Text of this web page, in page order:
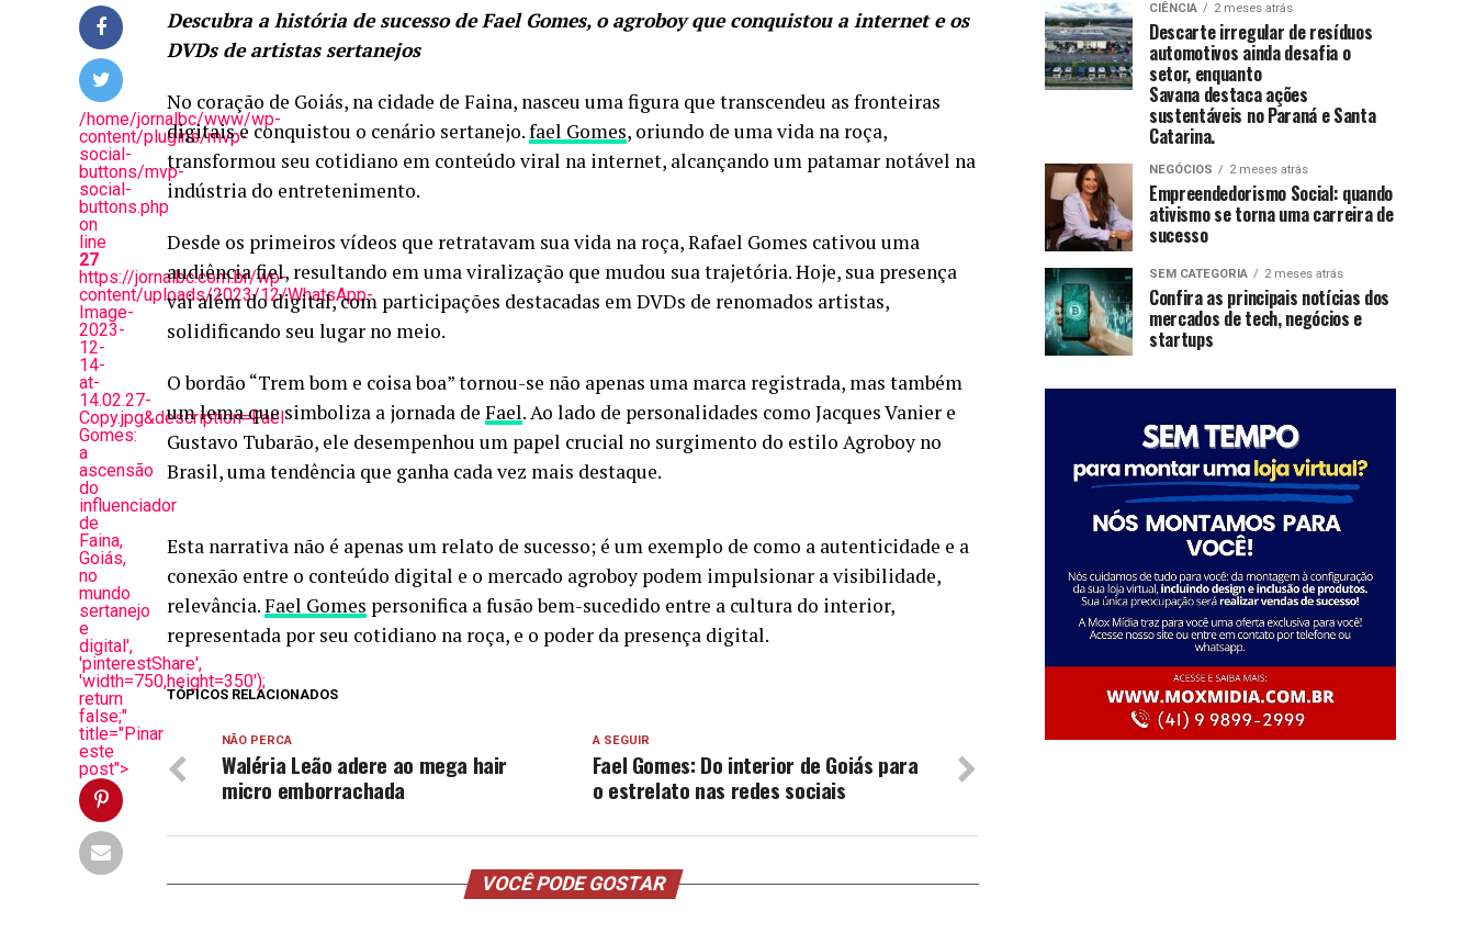
/home/jornalbc/www/wp-
content/plugins/mvp-
social-
buttons/mvp-
social-
buttons.php
on
line
27
https://jornalbc.com.br/wp-
content/uploads/2023/12/WhatsApp-
Image-
2023-
12-
14-
at-
14.02.27-
Copy.jpg&description=Fael
Gomes:
a
ascensão
do
influenciador
de
Faina,
Goiás,
no
mundo
sertanejo
e
digital',
'pinterestShare',
'width=750,height=350');
return
false;"
title="Pinar
este
post">
Descubra a história de sucesso de Fael Gomes, o agroboy que conquistou a internet e os
DVDs de artistas sertanejos
No coração de Goiás, na cidade de Faina, nasceu uma figura que transcendeu as fronteiras
digitais e conquistou o cenário sertanejo.fael Gomes, oriundo de uma vida na roça,
transformou seu cotidiano em conteúdo viral na internet, alcançando um patamar notável na
indústria do entretenimento.
Desde os primeiros vídeos que retratavam sua vida na roça, Rafael Gomes cativou uma
audiência fiel, resultando em uma viralização que mudou sua trajetória. Hoje, sua presença
vai além do digital, com participações destacadas em DVDs de renomados artistas,
solidificando seu lugar no meio.
O bordão “Trem bom e coisa boa” tornou-se não apenas uma marca registrada, mas também
um lema que simboliza a jornada de Fael. Ao lado de personalidades como Jacques Vanier e
Gustavo Tubarão, ele desempenhou um papel crucial no surgimento do estilo Agroboy no
Brasil, uma tendência que ganha cada vez mais destaque.
Esta narrativa não é apenas um relato de sucesso; é um exemplo de como a autenticidade e a
conexão entre o conteúdo digital e o mercado agroboy podem impulsionar a visibilidade,
relevância.Fael Gomes personifica a fusão bem-sucedido entre a cultura do interior,
representada por seu cotidiano na roça, e o poder da presença digital.
TÓPICOS RELACIONADOS
A SEGUIR
Fael Gomes: Do interior de Goiás para
o estrelato nas redes sociais
NÃO PERCA
Waléria Leão adere ao mega hair
micro emborrachada
VOCÊ PODE GOSTAR
CIÊNCIA 2 meses atrás
Descarte irregular de resíduos
automotivos ainda desafia o
setor, enquanto
Savana destaca ações
sustentáveis no Paraná e Santa
Catarina.
NEGÓCIOS 2 meses atrás
Empreendedorismo Social: quando
ativismo se torna uma carreira de
sucesso
SEM CATEGORIA 2 meses atrás
Confira as principais notícias dos
mercados de tech, negócios e
startups